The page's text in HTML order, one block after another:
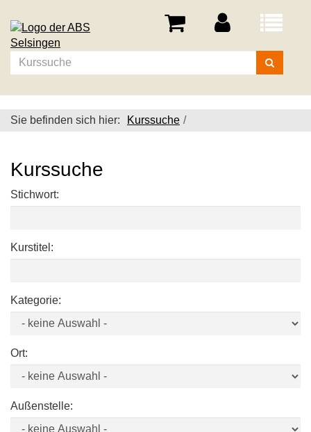
Menü
Kurse
suchen
Sie befinden sich hier: Kurssuche
Kurssuche
Stichwort:
Kurstitel:
Kategorie:
Ort:
Außenstelle: